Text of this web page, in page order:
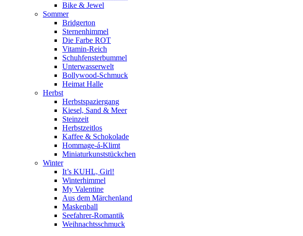
Bike & Jewel
Sommer
Bridgerton
Sternenhimmel
Die Farbe ROT
Vitamin-Reich
Schuhfensterbummel
Unterwasserwelt
Bollywood-Schmuck
Heimat Halle
Herbst
Herbstspaziergang
Kiesel, Sand & Meer
Steinzeit
Herbstzeitlos
Kaffee & Schokolade
Hommage-á-Klimt
Miniaturkunststückchen
Winter
It’s KUHL, Girl!
Winterhimmel
My Valentine
Aus dem Märchenland
Maskenball
Seefahrer-Romantik
Weihnachtsschmuck